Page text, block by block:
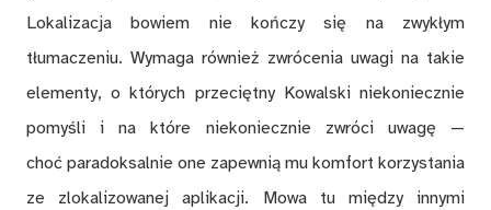
Lokalizacja bowiem nie kończy się na zwykłym
tłumaczeniu. Wymaga również zwrócenia uwagi na takie
elementy, o których przeciętny Kowalski niekoniecznie
pomyśli i na które niekoniecznie zwróci uwagę —
choć paradoksalnie one zapewnią mu komfort korzystania
ze zlokalizowanej aplikacji. Mowa tu między innymi